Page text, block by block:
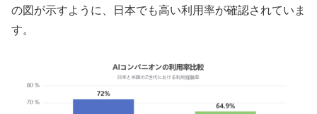
の図が示すように、日本でも高い利用率が確認されていま
す。